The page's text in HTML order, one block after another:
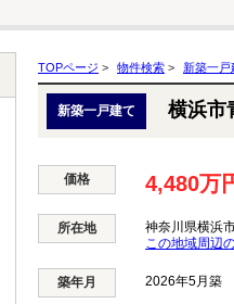
TOPページ > 物件検索 > 新築一戸
新築一戸建て 横浜
価格 4,480万
所在地 神奈川県横浜
この地域周辺
築年月 2026年5月築